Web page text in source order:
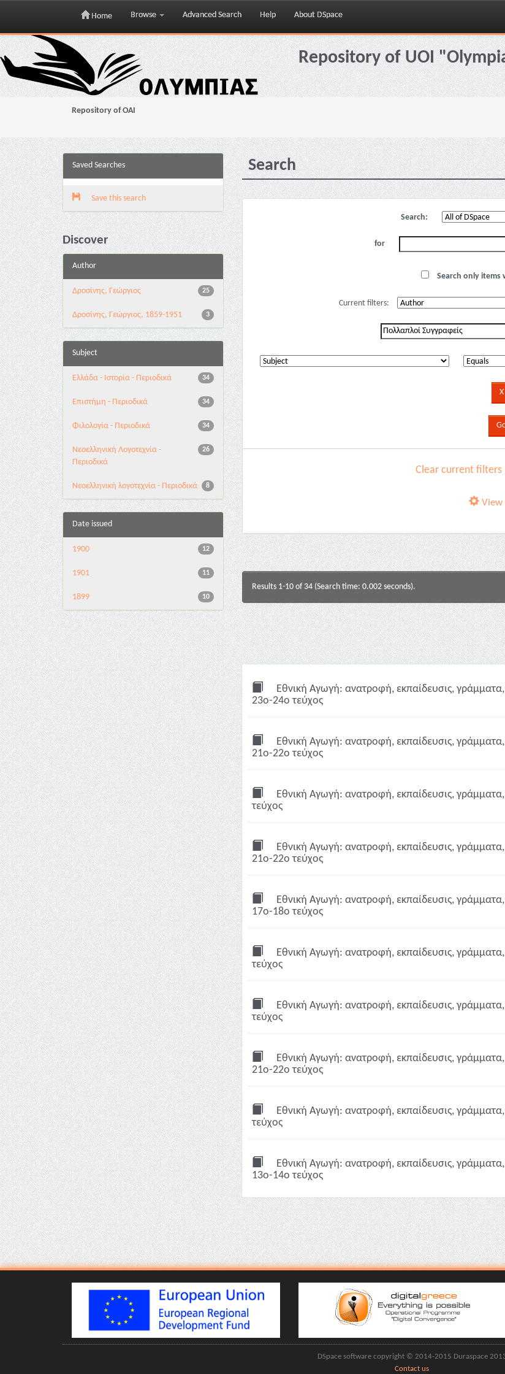
Skip
navigation
Home Browse Advanced Search Help About DSpace
Repository of UOI
Repository of OAI
Saved Searches
Save this search
Discover
Author
25
Δροσίνης, Γεώργιος
3
Δροσίνης, Γεώργιος, 1859-1951
Subject
34
Ελλάδα - Ιστορία - Περιοδικά
34
Επιστήμη - Περιοδικά
34
Φιλολογία - Περιοδικά
26
Νεοελληνική Λογοτεχνία -
Περιοδικά
8
Νεοελληνική λογοτεχνία - Περιοδικά
Date issued
12
1900
11
1901
10
1899
Search
Search:
for
Search only
Current filters:
Clear current filters
View
Results 1-10 of 34 (Search time: 0.002 seconds).
Εθνική Αγωγή: ανατροφή, εκπαίδευσις, γράμματα,
23ο-24ο τεύχος
Εθνική Αγωγή: ανατροφή, εκπαίδευσις, γράμματα,
21ο-22ο τεύχος
Εθνική Αγωγή: ανατροφή, εκπαίδευσις, γράμματα,
τεύχος
Εθνική Αγωγή: ανατροφή, εκπαίδευσις, γράμματα,
21ο-22ο τεύχος
Εθνική Αγωγή: ανατροφή, εκπαίδευσις, γράμματα,
17ο-18ο τεύχος
Εθνική Αγωγή: ανατροφή, εκπαίδευσις, γράμματα,
τεύχος
Εθνική Αγωγή: ανατροφή, εκπαίδευσις, γράμματα,
τεύχος
Εθνική Αγωγή: ανατροφή, εκπαίδευσις, γράμματα,
21ο-22ο τεύχος
Εθνική Αγωγή: ανατροφή, εκπαίδευσις, γράμματα,
τεύχος
Εθνική Αγωγή: ανατροφή, εκπαίδευσις, γράμματα,
13ο-14ο τεύχος
DSpace software copyright © 2014-2015 Duraspace
Contact us